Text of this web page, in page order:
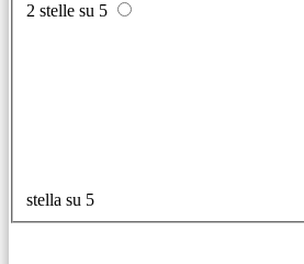
2 stelle su 5
stella su 5